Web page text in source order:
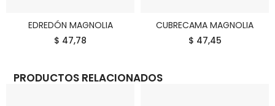
COMPRAR
EDREDÓN MAGNOLIA
$ 47,78
COMPRAR
CUBRECAMA MAGNOLIA
$ 47,45
PRODUCTOS RELACIONADOS